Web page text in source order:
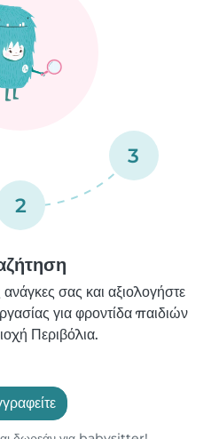
2
3
σας και αξιολογήστε
για φροντίδα παιδιών
Περιβόλια.